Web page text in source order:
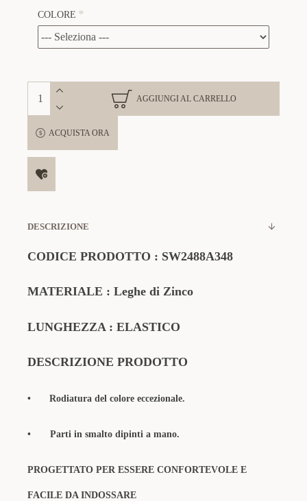
COLORE
AGGIUNGI AL CARRELLO
ACQUISTA ORA
DESCRIZIONE
CODICE PRODOTTO : SW2488A348
MATERIALE : Leghe di Zinco
LUNGHEZZA : ELASTICO
DESCRIZIONE PRODOTTO
• Rodiatura del colore eccezionale.
• Parti in smalto dipinti a mano.
PROGETTATO PER ESSERE CONFORTEVOLE E
FACILE DA INDOSSARE